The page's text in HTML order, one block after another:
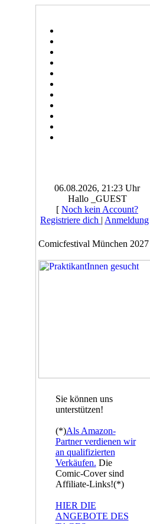
06.08.2026, 21:23 Uhr
Hallo _GUEST
[ Noch kein Account?
Registriere dich | Anmeldung
Comicfestival München 2027
Sie können uns
unterstützen!
(*)Als Amazon-
Partner verdienen wir
an qualifizierten
Verkäufen. Die
Comic-Cover sind
Affiliate-Links!(*)
HIER DIE
ANGEBOTE DES